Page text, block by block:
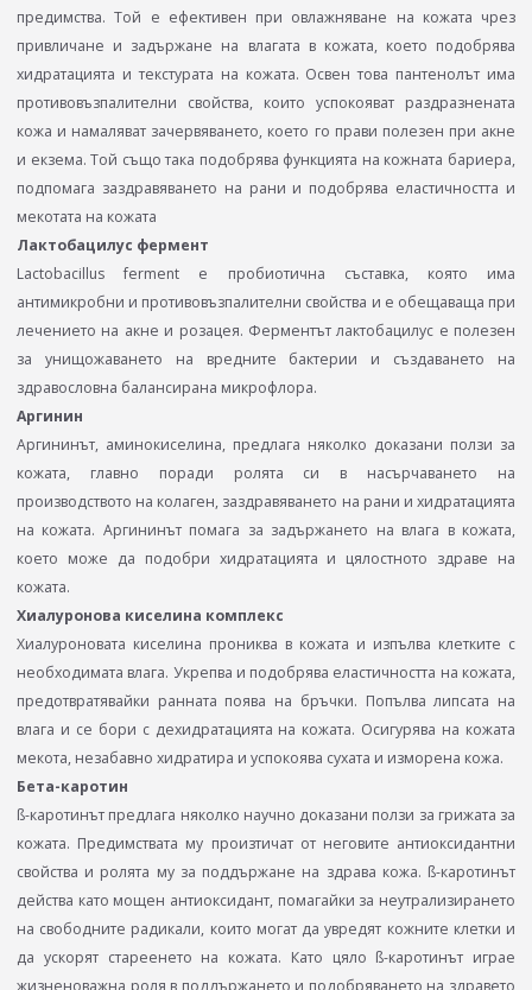
предимства. Той е ефективен при овлажняване на кожата чрез
привличане и задържане на влагата в кожата, което подобрява
хидратацията и текстурата на кожата. Освен това пантенолът има
противовъзпалителни свойства, които успокояват раздразнената
кожа и намаляват зачервяването, което го прави полезен при акне
и екзема. Той също така подобрява функцията на кожната бариера,
подпомага заздравяването на рани и подобрява еластичността и
мекотата на кожата
Лактобацилус фермент
Lactobacillus ferment е пробиотична съставка, която има
антимикробни и противовъзпалителни свойства и е обещаваща при
лечението на акне и розацея. Ферментът лактобацилус е полезен
за унищожаването на вредните бактерии и създаването на
здравословна балансирана микрофлора.
Аргинин
Аргининът, аминокиселина, предлага няколко доказани ползи за
кожата, главно поради ролята си в насърчаването на
производството на колаген, заздравяването на рани и хидратацията
на кожата. Аргининът помага за задържането на влага в кожата,
което може да подобри хидратацията и цялостното здраве на
кожата.
Хиалуронова киселина комплекс
Хиалуроновата киселина прониква в кожата и изпълва клетките с
необходимата влага. Укрепва и подобрява еластичността на кожата,
предотвратявайки ранната поява на бръчки. Попълва липсата на
влага и се бори с дехидратацията на кожата. Осигурява на кожата
мекота, незабавно хидратира и успокоява сухата и изморена кожа.
Бета-каротин
ß-каротинът предлага няколко научно доказани ползи за грижата за
кожата. Предимствата му произтичат от неговите антиоксидантни
свойства и ролята му за поддържане на здрава кожа. ß-каротинът
действа като мощен антиоксидант, помагайки за неутрализирането
на свободните радикали, които могат да увредят кожните клетки и
да ускорят стареенето на кожата. Като цяло ß-каротинът играе
жизненоважна роля в поддържането и подобряването на здравето